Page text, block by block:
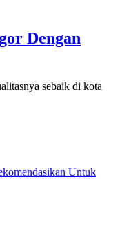
Dengan
sebaik di kota